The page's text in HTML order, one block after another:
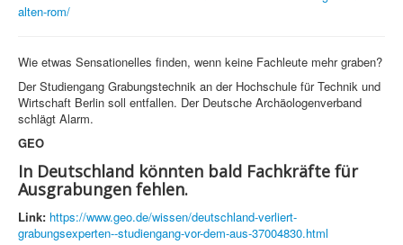
alten-rom/
Wie etwas Sensationelles finden, wenn keine Fachleute mehr graben?
Der Studiengang Grabungstechnik an der Hochschule für Technik und
Wirtschaft Berlin soll entfallen. Der Deutsche Archäologenverband
schlägt Alarm.
GEO
In Deutschland könnten bald Fachkräfte für
Ausgrabungen fehlen.
Link: https://www.geo.de/wissen/deutschland-verliert-
grabungsexperten--studiengang-vor-dem-aus-37004830.html